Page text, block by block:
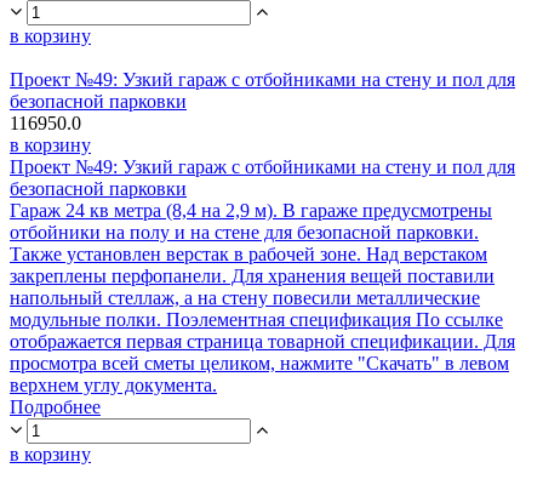
в корзину
Проект №49: Узкий гараж с отбойниками на стену и пол для
безопасной парковки
116950.0
в корзину
Проект №49: Узкий гараж с отбойниками на стену и пол для
безопасной парковки
Гараж 24 кв метра (8,4 на 2,9 м). В гараже предусмотрены
отбойники на полу и на стене для безопасной парковки.
Также установлен верстак в рабочей зоне. Над верстаком
закреплены перфопанели. Для хранения вещей поставили
напольный стеллаж, а на стену повесили металлические
модульные полки. Поэлементная спецификация По ссылке
отображается первая страница товарной спецификации. Для
просмотра всей сметы целиком, нажмите "Скачать" в левом
верхнем углу документа.
Подробнее
в корзину